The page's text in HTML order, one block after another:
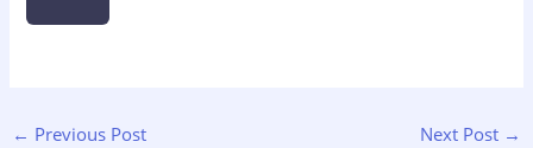
← Previous Post Next Post →